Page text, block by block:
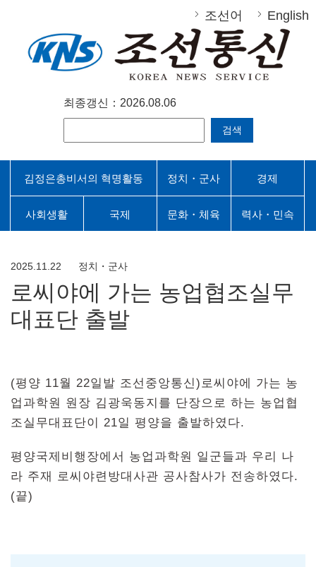
조선어 English
최종갱신：2026.08.06
검색
김정은총비서의 혁명활동 정치・군사 경제
사회생활 국제 문화・체육 력사・민속
2025.11.22 정치・군사
로씨야에 가는 농업협조실무
대표단 출발
(평양 11월 22일발 조선중앙통신)로씨야에 가는 농
업과학원 원장 김광욱동지를 단장으로 하는 농업협
조실무대표단이 21일 평양을 출발하였다.
평양국제비행장에서 농업과학원 일군들과 우리 나
라 주재 로씨야련방대사관 공사참사가 전송하였다.
(끝)